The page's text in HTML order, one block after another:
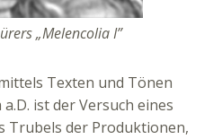
„Melencolia I”
Texten und Tönen
ist der Versuch eines
Trubels der Produktionen,